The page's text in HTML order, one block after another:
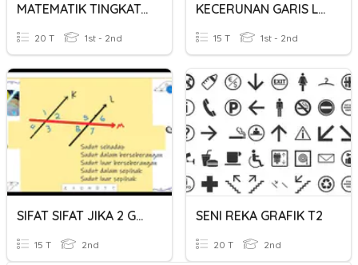
MATEMATIK TINGKATAN 1 - GARIS DAN SUDUT
20 T 1st - 2nd
KECERUNAN GARIS LURUS
15 T 1st - 2nd
SIFAT SIFAT JIKA 2 GARIS SEJAJAR DI POTONG OLEH SEBUAH GARIS
15 T 2nd
SENI REKA GRAFIK T2
20 T 2nd